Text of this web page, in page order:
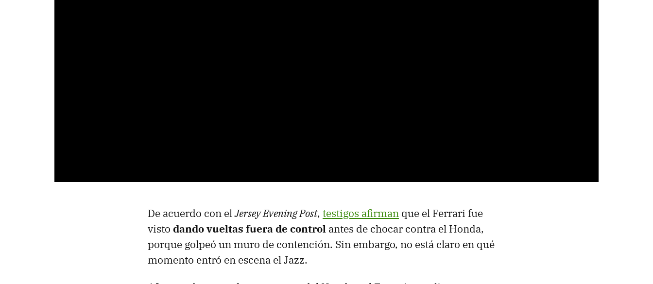
De acuerdo con elJersey Evening Post, testigos afirman que el Ferrari fue
visto dando vueltas fuera de control antes de chocar contra el Honda,
porque golpeó un muro de contención. Sin embargo, no está claro en qué
momento entró en escena el Jazz.